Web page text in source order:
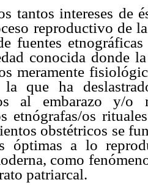
tantos intereses de
reproductivo de
fuentes
conocida donde
meramente
la que ha
al embarazo y/o
etnógrafas/os
obstétricos se
óptimas a lo
como
patriarcal.